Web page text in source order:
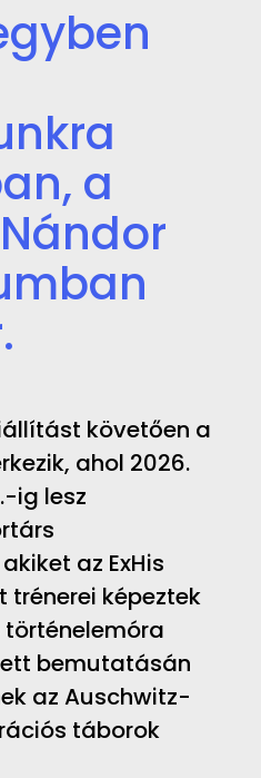
a
követően a
ahol 2026.
ig lesz
az ExHis
képeztek
bemutatásán
az Auschwitz-
táborok